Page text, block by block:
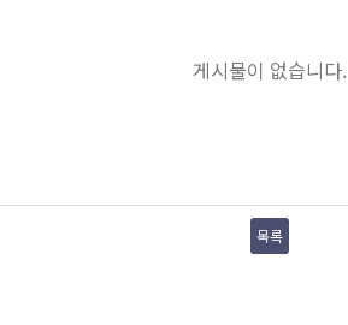
게시물이 없습니다.
목록